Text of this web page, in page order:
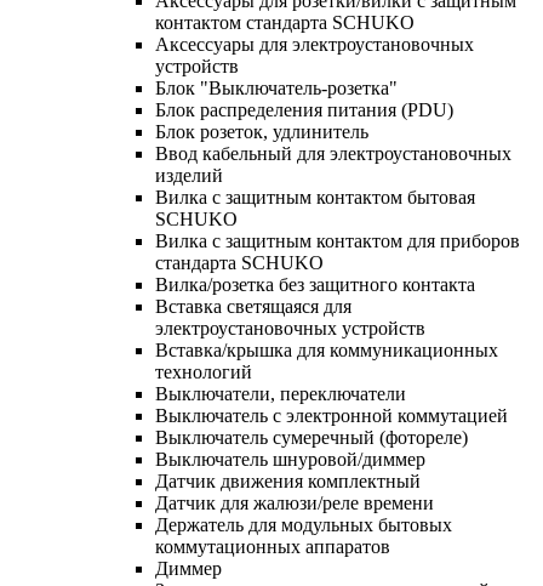
контактом стандарта SCHUKO
Аксессуары для электроустановочных
устройств
Блок "Выключатель-розетка"
Блок распределения питания (PDU)
Блок розеток, удлинитель
Ввод кабельный для электроустановочных
изделий
Вилка с защитным контактом бытовая
SCHUKO
Вилка с защитным контактом для приборов
стандарта SCHUKO
Вилка/розетка без защитного контакта
Вставка светящаяся для
электроустановочных устройств
Вставка/крышка для коммуникационных
технологий
Выключатели, переключатели
Выключатель с электронной коммутацией
Выключатель сумеречный (фотореле)
Выключатель шнуровой/диммер
Датчик движения комплектный
Датчик для жалюзи/реле времени
Держатель для модульных бытовых
коммутационных аппаратов
Диммер